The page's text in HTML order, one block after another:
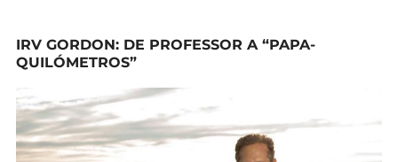
IRV GORDON: DE PROFESSOR A “PAPA-
QUILÓMETROS”